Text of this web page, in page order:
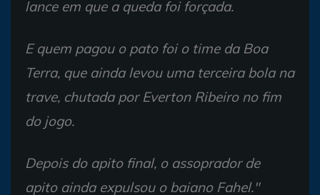
lance em que a queda foi forçada.
E quem pagou o pato foi o time da Boa
Terra, que ainda levou uma terceira bola na
trave, chutada por Everton Ribeiro no fim
do jogo.
Depois do apito final, o assoprador de
apito ainda expulsou o baiano Fahel."